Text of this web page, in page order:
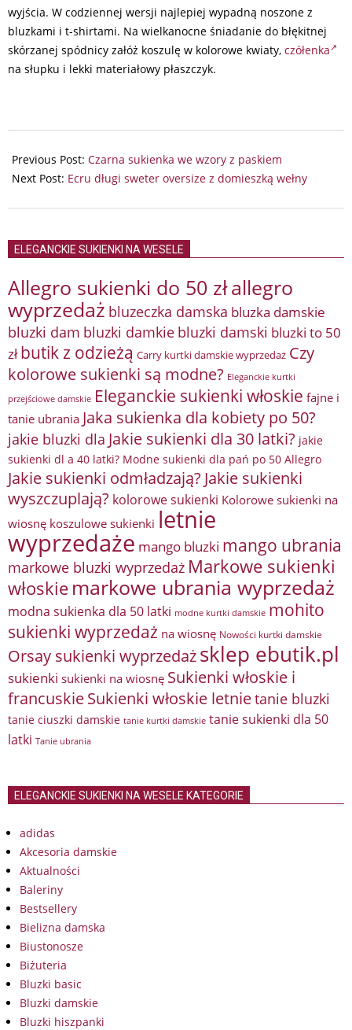
wyjścia. W codziennej wersji najlepiej wypadną noszone z
bluzkami i t-shirtami. Na wielkanocne śniadanie do błękitnej
skórzanej spódnicy załóż koszulę w kolorowe kwiaty, czółenka
na słupku i lekki materiałowy płaszczyk.
07-
18
Previous Post: Czarna sukienka we wzory z paskiem
Next Post: Ecru długi sweter oversize z domieszką wełny
ELEGANCKIE SUKIENKI NA WESELE
Allegro sukienki do 50 złallegro
wyprzedaż bluzeczka damska bluzka damskie
bluzki dam bluzki damkie bluzki damski bluzki to 50
zł butik z odzieżą Carry kurtki damskie wyprzedaż Czy
kolorowe sukienki są modne? Eleganckie kurtki
przejściowe damskie Eleganckie sukienki włoskie fajne i
tanie ubrania Jaka sukienka dla kobiety po 50?
jakie bluzki dla Jakie sukienki dla 30 latki? jakie
sukienki dl a 40 latki? Modne sukienki dla pań po 50 Allegro
Jakie sukienki odmładzają? Jakie sukienki
wyszczuplają? kolorowe sukienki Kolorowe sukienki na
wiosnę koszulowe sukienki letnie
wyprzedaże mango bluzki mango ubrania
markowe bluzki wyprzedaż Markowe sukienki
włoskie markowe ubrania wyprzedaż
modna sukienka dla 50 latki modne kurtki damskie mohito
sukienki wyprzedaż na wiosnę Nowości kurtki damskie
Orsay sukienki wyprzedażsklep ebutik.pl
sukienki sukienki na wiosnę Sukienki włoskie i
francuskieSukienki włoskie letnietanie bluzki
tanie ciuszki damskie tanie kurtki damskie tanie sukienki dla 50
latki Tanie ubrania
ELEGANCKIE SUKIENKI NA WESELE KATEGORIE
adidas
Akcesoria damskie
Aktualności
Baleriny
Bestsellery
Bielizna damska
Biustonosze
Biżuteria
Bluzki basic
Bluzki damskie
Bluzki hiszpanki